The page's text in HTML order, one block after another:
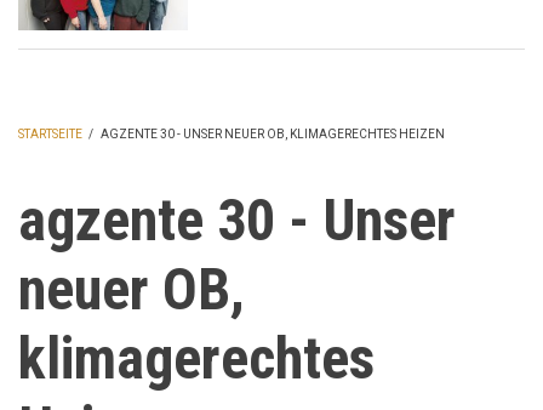
STARTSEITE / AGZENTE 30 - UNSER NEUER OB, KLIMAGERECHTES HEIZEN
agzente 30 - Unser
neuer OB,
klimagerechtes